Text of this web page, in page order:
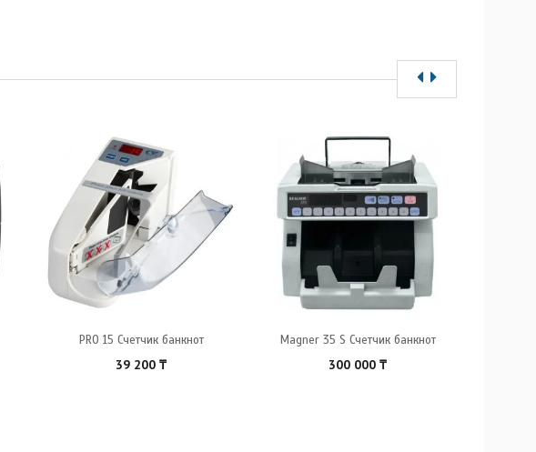
PRO 15 Счетчик банкнот
39 200 ₸
Magner 35 S Счетчик банкнот
300 000 ₸